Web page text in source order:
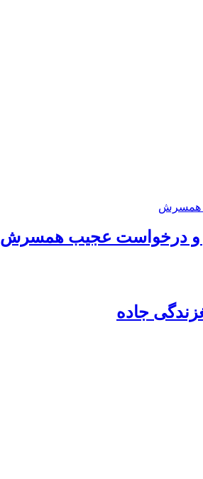
و درخواست عجیب همسرش
جاده